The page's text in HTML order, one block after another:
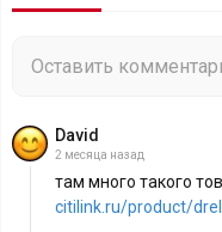
David
2 месяца назад
там много такого
citilink.ru/product/drel-